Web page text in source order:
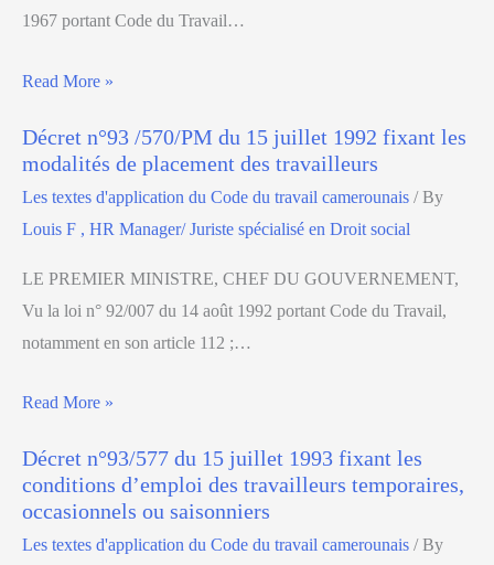
1967 portant Code du Travail…
Read More »
Décret n°93 /570/PM du 15 juillet 1992 fixant les
modalités de placement des travailleurs
Les textes d'application du Code du travail camerounais / By
Louis F , HR Manager/ Juriste spécialisé en Droit social
LE PREMIER MINISTRE, CHEF DU GOUVERNEMENT,
Vu la loi n° 92/007 du 14 août 1992 portant Code du Travail,
notamment en son article 112 ;…
Read More »
Décret n°93/577 du 15 juillet 1993 fixant les
conditions d’emploi des travailleurs temporaires,
occasionnels ou saisonniers
Les textes d'application du Code du travail camerounais / By